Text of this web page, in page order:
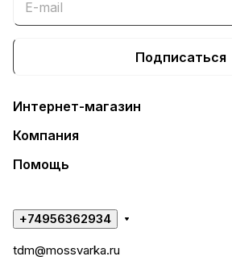
Подписаться
Интернет-магазин
Компания
Помощь
+74956362934
tdm@mossvarka.ru